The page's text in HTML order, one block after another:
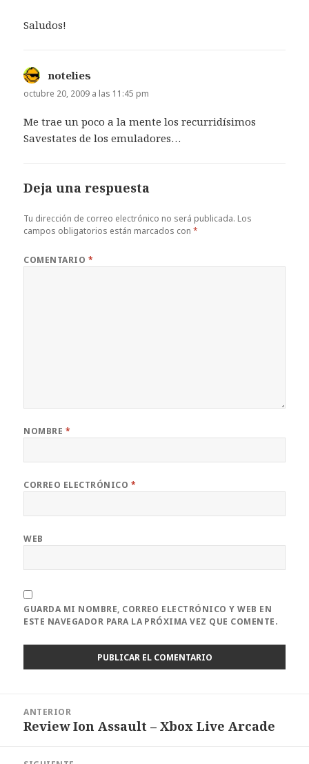
Saludos!
notelies
octubre 20, 2009 a las 11:45 pm
Me trae un poco a la mente los recurridísimos
Savestates de los emuladores…
Deja una respuesta
Tu dirección de correo electrónico no será publicada. Los
campos obligatorios están marcados con*
COMENTARIO *
NOMBRE *
CORREO ELECTRÓNICO *
WEB
GUARDA MI NOMBRE, CORREO ELECTRÓNICO Y WEB EN
ESTE NAVEGADOR PARA LA PRÓXIMA VEZ QUE COMENTE.
entradas
ANTERIOR
Entrada
Review Ion Assault – Xbox Live Arcade